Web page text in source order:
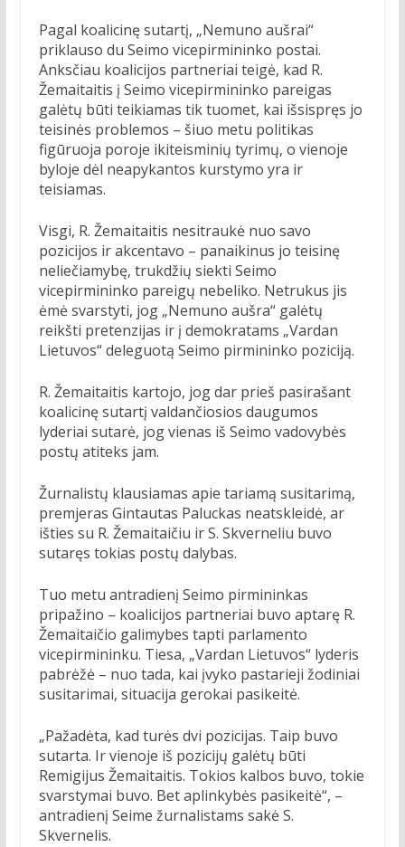
Pagal koalicinę sutartį, „Nemuno aušrai“
priklauso du Seimo vicepirmininko postai.
Anksčiau koalicijos partneriai teigė, kad R.
Žemaitaitis į Seimo vicepirmininko pareigas
galėtų būti teikiamas tik tuomet, kai išsispręs jo
teisinės problemos – šiuo metu politikas
figūruoja poroje ikiteisminių tyrimų, o vienoje
byloje dėl neapykantos kurstymo yra ir
teisiamas.
Visgi, R. Žemaitaitis nesitraukė nuo savo
pozicijos ir akcentavo – panaikinus jo teisinę
neliečiamybę, trukdžių siekti Seimo
vicepirmininko pareigų nebeliko. Netrukus jis
ėmė svarstyti, jog „Nemuno aušra“ galėtų
reikšti pretenzijas ir į demokratams „Vardan
Lietuvos“ deleguotą Seimo pirmininko poziciją.
R. Žemaitaitis kartojo, jog dar prieš pasirašant
koalicinę sutartį valdančiosios daugumos
lyderiai sutarė, jog vienas iš Seimo vadovybės
postų atiteks jam.
Žurnalistų klausiamas apie tariamą susitarimą,
premjeras Gintautas Paluckas neatskleidė, ar
išties su R. Žemaitaičiu ir S. Skverneliu buvo
sutaręs tokias postų dalybas.
Tuo metu antradienį Seimo pirmininkas
pripažino – koalicijos partneriai buvo aptarę R.
Žemaitaičio galimybes tapti parlamento
vicepirmininku. Tiesa, „Vardan Lietuvos“ lyderis
pabrėžė – nuo tada, kai įvyko pastarieji žodiniai
susitarimai, situacija gerokai pasikeitė.
„Pažadėta, kad turės dvi pozicijas. Taip buvo
sutarta. Ir vienoje iš pozicijų galėtų būti
Remigijus Žemaitaitis. Tokios kalbos buvo, tokie
svarstymai buvo. Bet aplinkybės pasikeitė“, –
antradienį Seime žurnalistams sakė S.
Skvernelis.